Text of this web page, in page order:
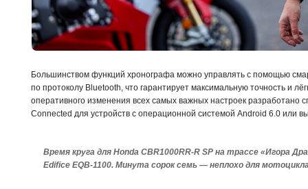
Большинством функций хронографа можно управлять с помощью
по протоколу Bluetooth, что гарантирует максимальную точность и
оперативного изменения всех самых важных настроек разработано
Connected для устройств с операционной системой Android 6.0 или
Время круга для Honda CBR1000RR-R SP на трассе «Игора
Edifice EQB-1100. Минута сорок семь — неплохо для